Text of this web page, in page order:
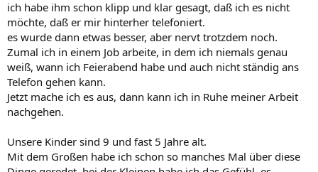
ich habe ihm schon klipp und klar gesagt, daß ich es nicht
möchte, daß er mir hinterher telefoniert.
es wurde dann etwas besser, aber nervt trotzdem noch.
Zumal ich in einem Job arbeite, in dem ich niemals genau
weiß, wann ich Feierabend habe und auch nicht ständig ans
Telefon gehen kann.
Jetzt mache ich es aus, dann kann ich in Ruhe meiner Arbeit
nachgehen.
Unsere Kinder sind 9 und fast 5 Jahre alt.
Mit dem Großen habe ich schon so manches Mal über diese